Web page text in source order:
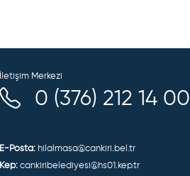
İletişim Merkezi
0 (376) 212 14 00
E-Posta: hilalmasa@cankiri.bel.tr
Kep: cankiribelediyesi@hs01.kep.tr